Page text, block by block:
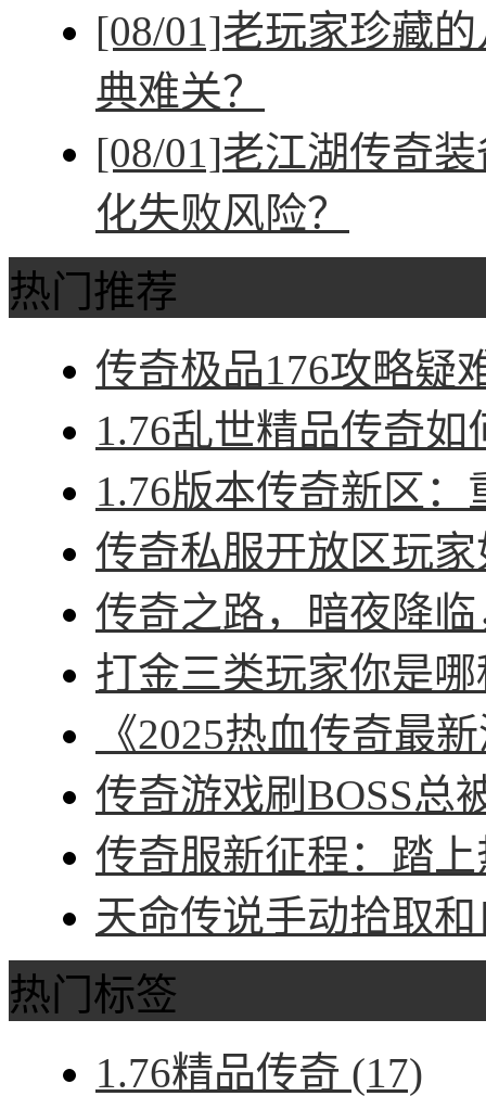
[08/01]老玩家珍藏
典难关？
[08/01]老江湖传奇
化失败风险？
热门推荐
传奇极品176攻略疑
1.76乱世精品传奇
1.76版本传奇新区
传奇私服开放区玩
传奇之路，暗夜降
打金三类玩家你是
《2025热血传奇最
传奇游戏刷BOSS总
传奇服新征程：踏
天命传说手动拾取
热门标签
1.76精品传奇 (17)